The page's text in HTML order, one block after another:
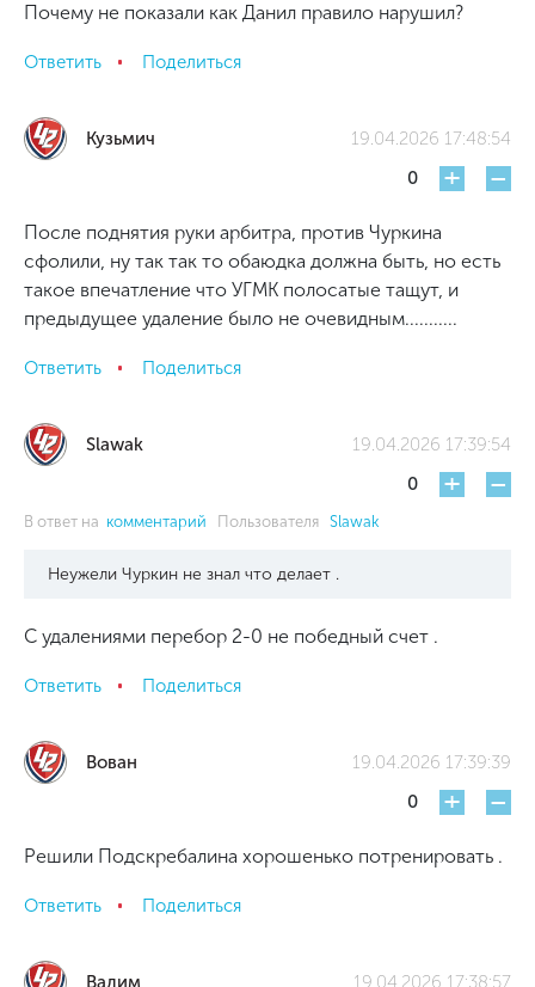
Почему не показали как Данил правило нарушил?
Ответить Поделиться
Кузьмич
19.04.2026 17:48:54
0
+ -
После поднятия руки арбитра, против Чуркина
сфолили, ну так так то обаюдка должна быть, но есть
такое впечатление что УГМК полосатые тащут, и
предыдущее удаление было не очевидным...........
Ответить Поделиться
Slawak
19.04.2026 17:39:54
0
+ -
В ответ на комментарий Пользователя Slawak
Неужели Чуркин не знал что делает .
С удалениями перебор 2-0 не победный счет .
Ответить Поделиться
Вован
19.04.2026 17:39:39
0
+ -
Решили Подскребалина хорошенько потренировать .
Ответить Поделиться
Вадим 19.04.2026 17:38:57